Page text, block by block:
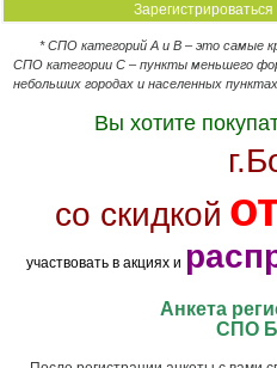
* СПО категорий А и В – это самые
СПО категории C – пункты меньшего
небольших городах и населенных пунктах.
Вы хотите
со скидкой
участвовать в акциях и
Анкета
СПО